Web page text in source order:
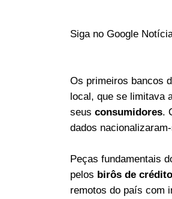
Siga no Google
Os primeiros bancos
local, que se limitava
seus consumidores.
dados
Peças fundamentais
pelos birôs de crédito
remotos do país com